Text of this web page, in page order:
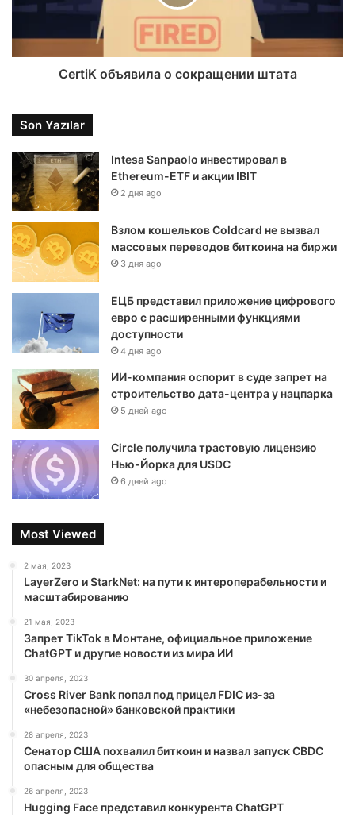
CertiK объявила о сокращении штата
Son Yazılar
Intesa Sanpaolo инвестировал в
Ethereum-ETF и акции IBIT
2 дня ago
Взлом кошельков Coldcard не вызвал
массовых переводов биткоина на биржи
3 дня ago
ЕЦБ представил приложение цифрового
евро с расширенными функциями
доступности
4 дня ago
ИИ-компания оспорит в суде запрет на
строительство дата-центра у нацпарка
5 дней ago
Circle получила трастовую лицензию
Нью-Йорка для USDC
6 дней ago
Most Viewed
2 мая, 2023
LayerZero и StarkNet: на пути к интероперабельности и
масштабированию
21 мая, 2023
Запрет TikTok в Монтане, официальное приложение
ChatGPT и другие новости из мира ИИ
30 апреля, 2023
Cross River Bank попал под прицел FDIC из-за
«небезопасной» банковской практики
28 апреля, 2023
Сенатор США похвалил биткоин и назвал запуск CBDC
опасным для общества
26 апреля, 2023
Hugging Face представил конкурента ChatGPT